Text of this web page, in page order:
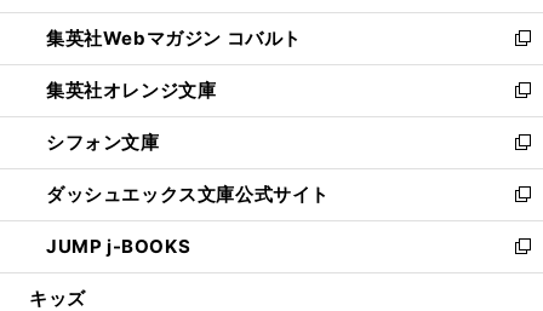
開
く
ウ
で
開
く
ン
ド
ウ
で
開
く
ウ
ィ
ン
ド
ウ
で
開
く
集英社Webマガジン コバルト
新
し
い
ウ
ィ
ン
ド
ウ
で
開
集英社オレンジ文庫
新
し
い
ウ
ィ
ン
ド
ウ
シフォン文庫
新
し
い
ウ
ィ
ン
ダッシュエックス文庫公式サイト
新
し
い
ウ
JUMP j-BOOKS
新
し
キッズ